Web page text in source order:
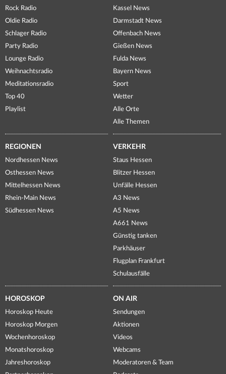
Rock Radio
Oldie Radio
Schlager Radio
Party Radio
Lounge Radio
Weihnachtsradio
Meditationsradio
Top 40
Playlist
Kassel News
Darmstadt News
Offenbach News
Gießen News
Fulda News
Bayern News
Sport
Wetter
Alle Orte
Alle Themen
REGIONEN
Nordhessen News
Osthessen News
Mittelhessen News
Rhein-Main News
Südhessen News
VERKEHR
Staus Hessen
Blitzer Hessen
Unfälle Hessen
A3 News
A5 News
A661 News
Günstig tanken
Parkhäuser
Flugplan Frankfurt
Schulausfälle
HOROSKOP
Horoskop Heute
Horoskop Morgen
Wochenhoroskop
Monatshoroskop
Jahreshoroskop
ON AIR
Sendungen
Aktionen
Videos
Webcams
Moderatoren & Team